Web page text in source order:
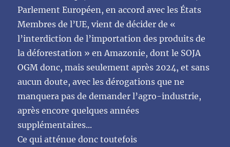
Parlement Européen, en accord avec les États
Membres de l’UE, vient de décider de «
l’interdiction de l’importation des produits de
ladéforestation » en Amazonie, dont le SOJA
OGM donc, mais seulement après 2024, et sans
aucundoute, avec les dérogations que ne
manquera pas de demander l’agro-industrie,
après encorequelques années
supplémentaires...
Ce qui atténue donc toutefois